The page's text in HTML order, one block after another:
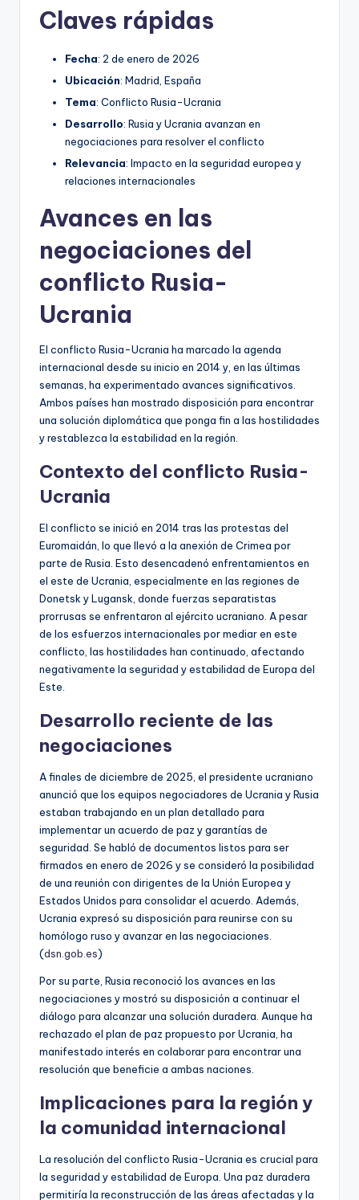
Claves rápidas
Fecha: 2 de enero de 2026
Ubicación: Madrid, España
Tema: Conflicto Rusia-Ucrania
Desarrollo: Rusia y Ucrania avanzan en
negociaciones para resolver el conflicto
Relevancia: Impacto en la seguridad europea y
relaciones internacionales
Avances en las
negociaciones del
conflicto Rusia-
Ucrania
El conflicto Rusia-Ucrania ha marcado la agenda
internacional desde su inicio en 2014 y, en las últimas
semanas, ha experimentado avances significativos.
Ambos países han mostrado disposición para encontrar
una solución diplomática que ponga fin a las hostilidades
y restablezca la estabilidad en la región.
Contexto del conflicto Rusia-
Ucrania
El conflicto se inició en 2014 tras las protestas del
Euromaidán, lo que llevó a la anexión de Crimea por
parte de Rusia. Esto desencadenó enfrentamientos en
el este de Ucrania, especialmente en las regiones de
Donetsk y Lugansk, donde fuerzas separatistas
prorrusas se enfrentaron al ejército ucraniano. A pesar
de los esfuerzos internacionales por mediar en este
conflicto, las hostilidades han continuado, afectando
negativamente la seguridad y estabilidad de Europa del
Este.
Desarrollo reciente de las
negociaciones
A finales de diciembre de 2025, el presidente ucraniano
anunció que los equipos negociadores de Ucrania y Rusia
estaban trabajando en un plan detallado para
implementar un acuerdo de paz y garantías de
seguridad. Se habló de documentos listos para ser
firmados en enero de 2026 y se consideró la posibilidad
de una reunión con dirigentes de la Unión Europea y
Estados Unidos para consolidar el acuerdo. Además,
Ucrania expresó su disposición para reunirse con su
homólogo ruso y avanzar en las negociaciones.
(dsn.gob.es)
Por su parte, Rusia reconoció los avances en las
negociaciones y mostró su disposición a continuar el
diálogo para alcanzar una solución duradera. Aunque ha
rechazado el plan de paz propuesto por Ucrania, ha
manifestado interés en colaborar para encontrar una
resolución que beneficie a ambas naciones.
Implicaciones para la región y
la comunidad internacional
La resolución del conflicto Rusia-Ucrania es crucial para
la seguridad y estabilidad de Europa. Una paz duradera
permitiría la reconstrucción de las áreas afectadas y la